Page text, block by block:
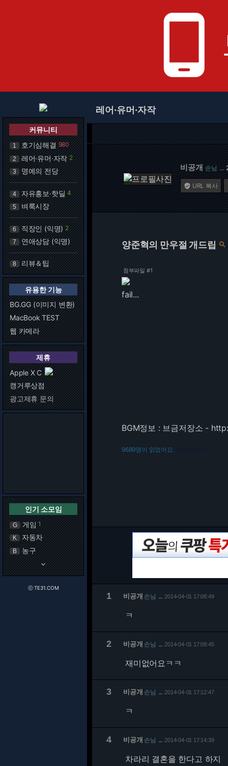
phone_android
커뮤니티
1 호기심해결 980
2 레어·유머·자작 2
3 명예의 전당
4 자유홍보·핫딜 4
5 벼룩시장
6 직장인 (익명) 2
7 연애상담 (익명)
8 리뷰＆팁
유용한 기능
BG.GG (이미지 변환)
MacBook TEST
웹 카메라
제휴
Apple X C
캥거루상점
광고제휴 문의
인기 소모임
G 게임 1
K 자동차
B 농구
keyboard_arrow_down
ⓒ TE31.COM
레어·유머·자작
비공개 손님 …
 URL 복사
양준혁의 만우절 개드립 
첨부파일 #1
fail...
BGM정보 : 브금저장소 -
9689명이 읽었어요.
1 비공개 손님 2014-04-01 17:08:49
ㅋ
2 비공개 손님 2014-04-01 17:09:45
재미없어요ㅋㅋ
3 비공개 손님 2014-04-01 17:12:47
ㅋ
4 비공개 손님 2014-04-01 17:14:39
차라리 결혼을 한다고 하지